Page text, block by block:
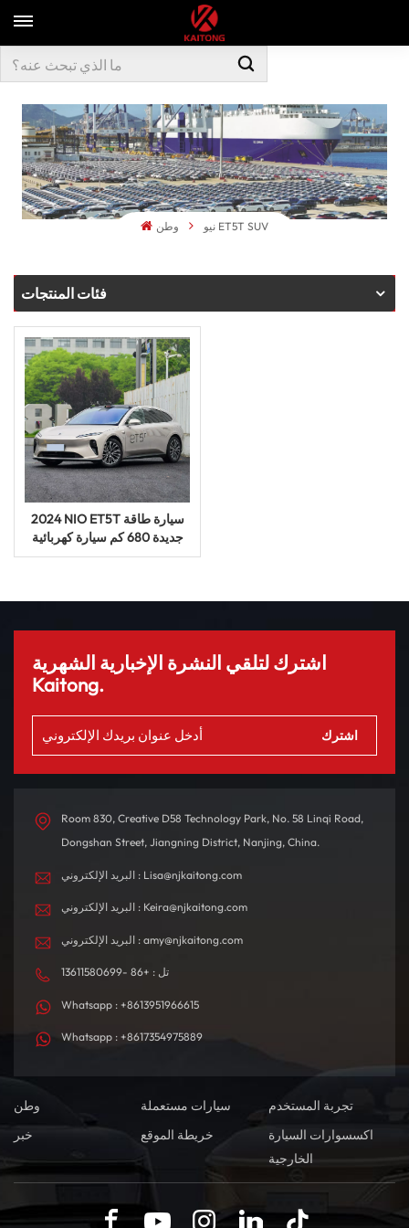
وطن نيو ET5T SUV
فئات المنتجات
2024 NIO ET5T سيارة طاقة
جديدة 680 كم سيارة كهربائية
سياحية سيدان
اشترك لتلقي النشرة الإخبارية الشهرية
Kaitong.
Room 830, Creative D58 Technology Park, No. 58 Linqi Road,
Dongshan Street, Jiangning District, Nanjing, China.
البريد الإلكتروني : Lisa@njkaitong.com
البريد الإلكتروني : Keira@njkaitong.com
البريد الإلكتروني : amy@njkaitong.com
تل : +86 -13611580699
Whatsapp : +8613951966615
Whatsapp : +8617354975889
وطن سيارات مستعملة
تجربة المستخدم
خبر
خريطة الموقع
اكسسوارات السيارة
الخارجية